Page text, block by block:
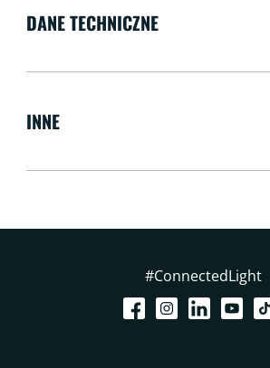
DANE TECHNICZNE
INNE
#ConnectedLight